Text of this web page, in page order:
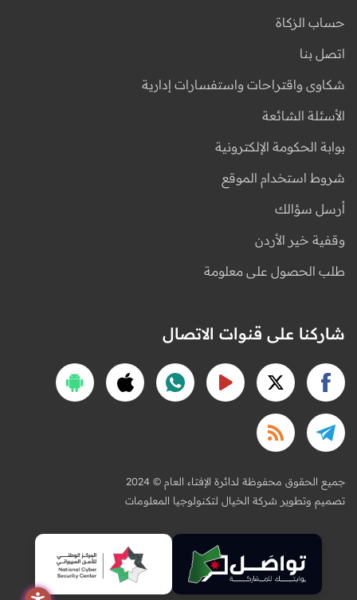
حساب الزكاة
اتصل بنا
شكاوى واقتراحات واستفسارات إدارية
الأسئلة الشائعة
بوابة الحكومة الإلكترونية
شروط استخدام الموقع
أرسل سؤالك
وقفية خير الأردن
طلب الحصول على معلومة
شاركنا على قنوات الاتصال
2024 © جميع الحقوق محفوظة لدائرة الإفتاء العام
تصميم وتطوير شركة الخيال لتكنولوجيا المعلومات